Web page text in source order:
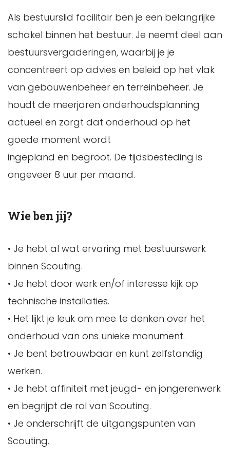
Als bestuurslid facilitair ben je een belangrijke
schakel binnen het bestuur. Je neemt deel aan
bestuursvergaderingen, waarbij je je
concentreert op advies en beleid op het vlak
van gebouwenbeheer en terreinbeheer. Je
houdt de meerjaren onderhoudsplanning
actueel en zorgt dat onderhoud op het
goede moment wordt
ingepland en begroot. De tijdsbesteding is
ongeveer 8 uur per maand.
Wie ben jij?
• Je hebt al wat ervaring met bestuurswerk
binnen Scouting.
• Je hebt door werk en/of interesse kijk op
technische installaties.
• Het lijkt je leuk om mee te denken over het
onderhoud van ons unieke monument.
• Je bent betrouwbaar en kunt zelfstandig
werken.
• Je hebt affiniteit met jeugd- en jongerenwerk
en begrijpt de rol van Scouting.
• Je onderschrijft de uitgangspunten van
Scouting.